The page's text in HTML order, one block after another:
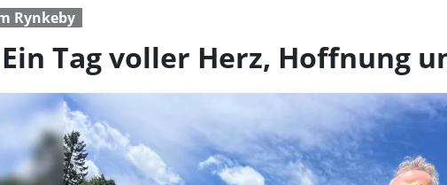
Rynkeby
Tag voller Herz, Hoffnung